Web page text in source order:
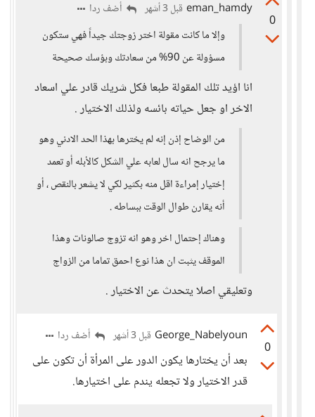
0
eman_hamdy قبل 3 أشهر
أضف ردا
وإلا ما كانت مقولة اختر زوجتك جيداً فهي ستكون
مسؤولة عن 90% من سعادتك وبؤسك صحيحة
انا اؤيد تلك المقولة طبعا فكل شريك قادر علي اسعاد
الاخر او جعل حياته بائسه ولذلك الاختيار .
من الوضاح إذن إنه لم يخترها بهذا الحد الادني وهو
ما يرجح انه سال لعابه علي الشكل كالأبله أو تعمد
إختيار إمراءة اقل منه بكثير لكي لا يشعر بالنقص ، أو
أنه يقارن طوال الوقت ببساطه .
وهناك إحتمال اخر وهو انه تزوج صالونات وهذا
الموقف يثبت ان هذا نوع احمق تماما من الزواج
وتعليقي اصلا يتحدث عن الاختيار .
0
George_Nabelyoun قبل 3 أشهر أضف ردا
بعد أن يختارها يكون الدور على المرأة أن تكون على
قدر الاختيار ولا تجعله يندم على اختيارها.